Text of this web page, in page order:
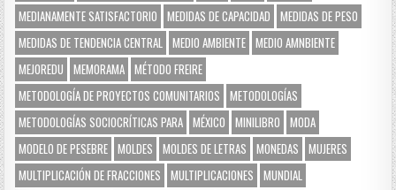
MEDIANAMENTE SATISFACTORIO
MEDIDAS DE CAPACIDAD
MEDIDAS DE PESO
MEDIDAS DE TENDENCIA CENTRAL MEDIO AMBIENTE MEDIO AMNBIENTE
MEJOREDU
MEMORAMA MÉTODO FREIRE
METODOLOGÍA DE PROYECTOS COMUNITARIOS
METODOLOGÍAS
METODOLOGÍAS SOCIOCRÍTICAS PARA MÉXICO MINILIBRO
MODA
MODELO DE PESEBRE MOLDES MOLDES DE LETRAS MONEDAS
MUJERES
MULTIPLICACIÓN DE FRACCIONES
MULTIPLICACIONES
MUNDIAL